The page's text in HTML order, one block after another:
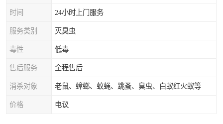
时间 24小时上门服务
服务类别 灭臭虫
毒性 低毒
售后服务 全程售后
消杀对象 老鼠、蟑螂、蚊蝇、跳蚤、臭虫、白蚁红火蚁等
价格 电议